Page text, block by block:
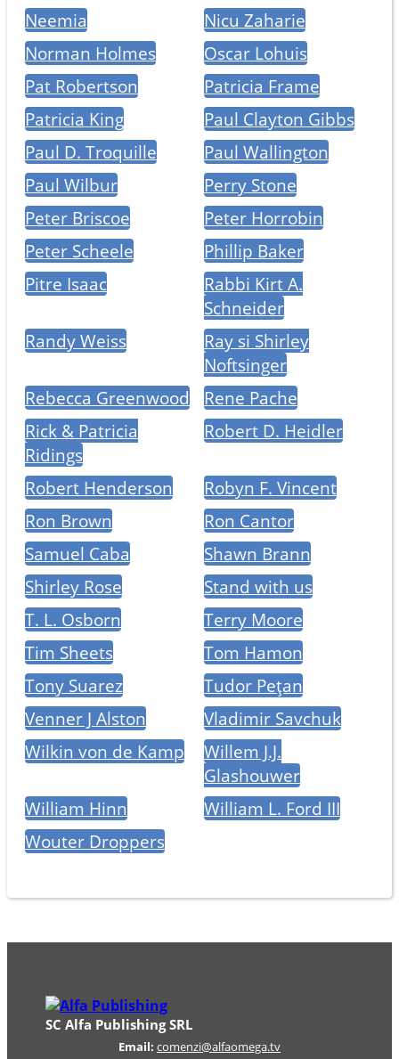
Neemia
Nicu Zaharie
Norman Holmes
Oscar Lohuis
Pat Robertson
Patricia Frame
Patricia King
Paul Clayton Gibbs
Paul D. Troquille
Paul Wallington
Paul Wilbur
Perry Stone
Peter Briscoe
Peter Horrobin
Peter Scheele
Phillip Baker
Pitre Isaac
Rabbi Kirt A.
Schneider
Randy Weiss
Ray si Shirley
Noftsinger
Rebecca Greenwood
Rene Pache
Rick & Patricia
Ridings
Robert D. Heidler
Robert Henderson
Robyn F. Vincent
Ron Brown
Ron Cantor
Samuel Caba
Shawn Brann
Shirley Rose
Stand with us
T. L. Osborn
Terry Moore
Tim Sheets
Tom Hamon
Tony Suarez
Tudor Pețan
Venner J Alston
Vladimir Savchuk
Wilkin von de Kamp
Willem J.J.
Glashouwer
William Hinn
William L. Ford III
Wouter Droppers
SC Alfa Publishing SRL
Email: comenzi@alfaomega.tv